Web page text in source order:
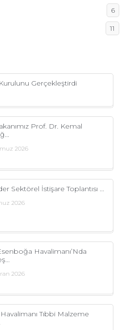
6
11
Gerçekleştirdi
Prof. Dr. Kemal
2026
Sektörel İstişare Toplantısı ...
2026
Havalimanı’Nda
2026
Tıbbi Malzeme